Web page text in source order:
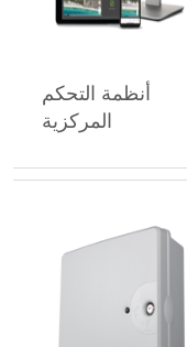
أنظمة التحكم
المركزية